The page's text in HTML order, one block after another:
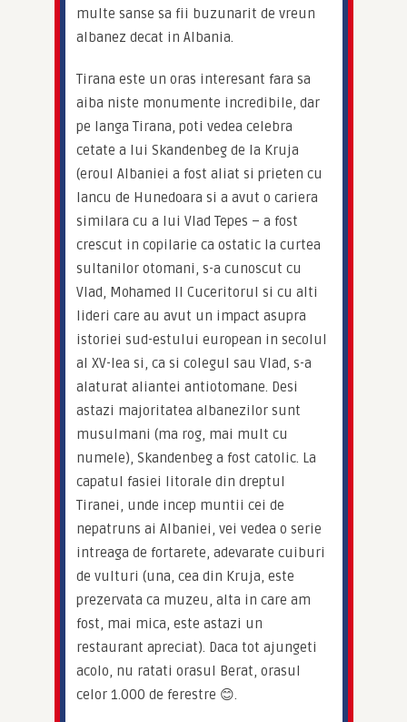
multe sanse sa fii buzunarit de vreun
albanez decat in Albania.
Tirana este un oras interesant fara sa
aiba niste monumente incredibile, dar
pe langa Tirana, poti vedea celebra
cetate a lui Skandenbeg de la Kruja
(eroul Albaniei a fost aliat si prieten cu
Iancu de Hunedoara si a avut o cariera
similara cu a lui Vlad Tepes – a fost
crescut in copilarie ca ostatic la curtea
sultanilor otomani, s-a cunoscut cu
Vlad, Mohamed II Cuceritorul si cu alti
lideri care au avut un impact asupra
istoriei sud-estului european in secolul
al XV-lea si, ca si colegul sau Vlad, s-a
alaturat aliantei antiotomane. Desi
astazi majoritatea albanezilor sunt
musulmani (ma rog, mai mult cu
numele), Skandenbeg a fost catolic. La
capatul fasiei litorale din dreptul
Tiranei, unde incep muntii cei de
nepatruns ai Albaniei, vei vedea o serie
intreaga de fortarete, adevarate cuiburi
de vulturi (una, cea din Kruja, este
prezervata ca muzeu, alta in care am
fost, mai mica, este astazi un
restaurant apreciat). Daca tot ajungeti
acolo, nu ratati orasul Berat, orasul
celor 1.000 de ferestre 😊.